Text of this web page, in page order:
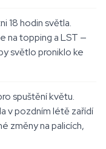
18 hodin světla.
na topping a LST —
světlo proniklo ke
spuštění květu.
v pozdním létě zařídí
změny na palicích,